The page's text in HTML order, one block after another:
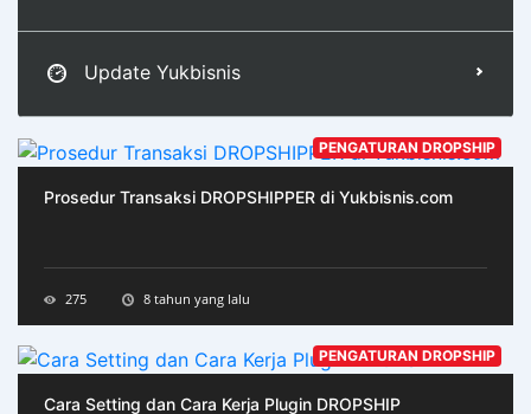
Update Yukbisnis
PENGATURAN DROPSHIP
Prosedur Transaksi DROPSHIPPER di Yukbisnis.com
275 8 tahun yang lalu
PENGATURAN DROPSHIP
Cara Setting dan Cara Kerja Plugin DROPSHIP